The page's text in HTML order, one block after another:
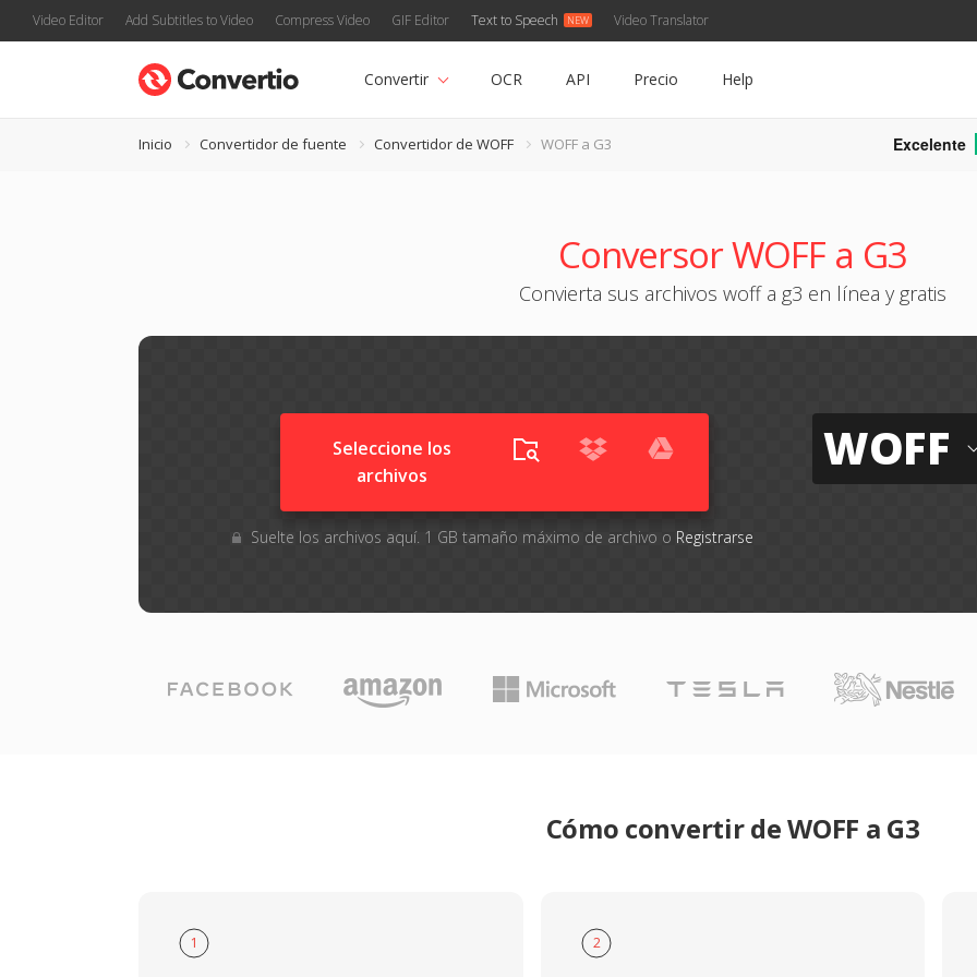
Video Editor Add Subtitles to Video Compress Video GIF Editor Text to Speech Video Translator
Convertir OCR API Precio Help
Inicio Convertidor de fuente Convertidor de WOFF WOFF a G3 Excelente
Conversor WOFF a G3
Convierta sus archivos woff a g3 en línea y gratis
Seleccione los
archivos
Suelte los archivos aquí. 1 GB tamaño máximo de archivo o Registrarse
WOFF
Cómo convertir de WOFF a G3
1 2